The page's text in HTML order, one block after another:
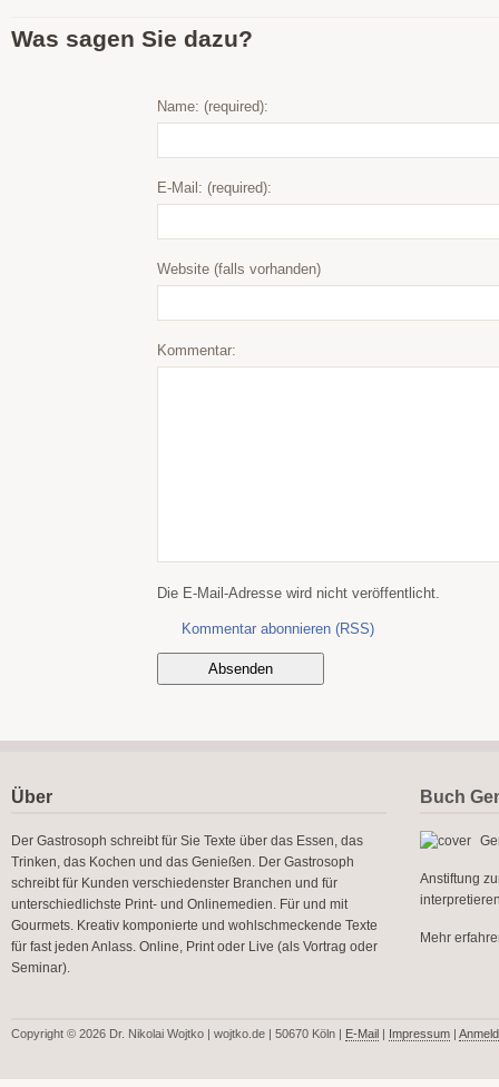
Was sagen Sie dazu?
Name: (required):
E-Mail: (required):
Website (falls vorhanden)
Kommentar:
Die E-Mail-Adresse wird nicht veröffentlicht.
Kommentar abonnieren (RSS)
Über
Der Gastrosoph schreibt für Sie Texte über das Essen, das
Trinken, das Kochen und das Genießen. Der Gastrosoph
schreibt für Kunden verschiedenster Branchen und für
unterschiedlichste Print- und Onlinemedien. Für und mit
Gourmets. Kreativ komponierte und wohlschmeckende Texte
für fast jeden Anlass. Online, Print oder Live (als Vortrag oder
Seminar).
Buch
Anstiftung
Mehr
Copyright © 2026 Dr. Nikolai Wojtko | wojtko.de | 50670 Köln | E-Mail | Impressum |